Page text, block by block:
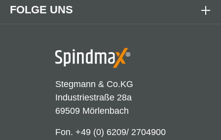
Stegmann & Co.KG
Industriestraße 28a
69509 Mörlenbach
Fon. +49 (0) 6209/ 2704900
FOLGE UNS